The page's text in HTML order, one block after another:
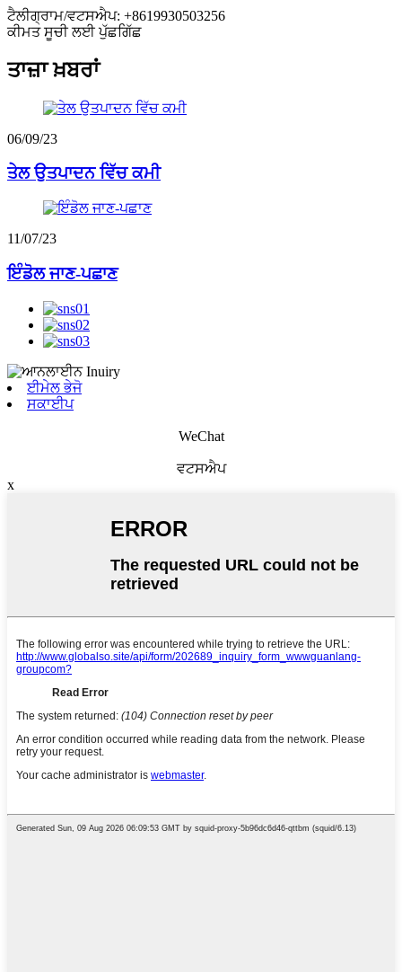
ਟੈਲੀਗ੍ਰਾਮ/ਵਟਸਐਪ: +8619930503256
ਕੀਮਤ ਸੂਚੀ ਲਈ ਪੁੱਛਗਿੱਛ
ਤਾਜ਼ਾ ਖ਼ਬਰਾਂ
06/09/23
ਤੇਲ ਉਤਪਾਦਨ ਵਿੱਚ ਕਮੀ
11/07/23
ਇੰਡੋਲ ਜਾਣ-ਪਛਾਣ
ਈਮੇਲ ਭੇਜੋ
ਸਕਾਈਪ
WeChat
ਵਟਸਐਪ
x